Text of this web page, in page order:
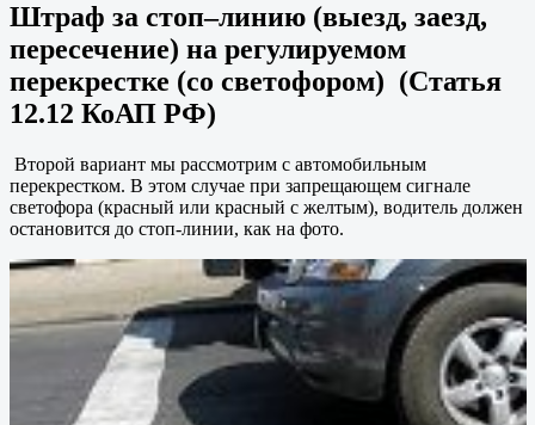
Штраф за стоп–линию (выезд, заезд,
пересечение) на регулируемом
перекрестке (со светофором) (Статья
12.12 КоАП РФ)
Второй вариант мы рассмотрим с автомобильным
перекрестком. В этом случае при запрещающем сигнале
светофора (красный или красный с желтым), водитель должен
остановится до стоп-линии, как на фото.